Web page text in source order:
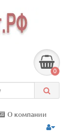
0
О компании